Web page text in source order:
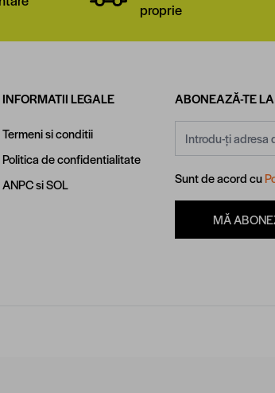
proprie
INFORMATII LEGALE
Termeni si conditii
Politica de confidentialitate
ANPCsiSOL
ABONEAZĂ-TE
Sunt de acord cu
MĂ